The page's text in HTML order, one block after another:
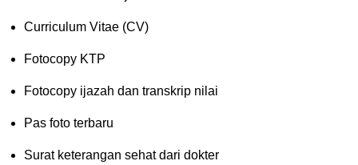
Curriculum Vitae (CV)
Fotocopy KTP
Fotocopy ijazah dan transkrip nilai
Pas foto terbaru
Surat keterangan sehat dari dokter